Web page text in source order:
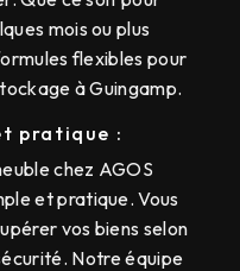
mois ou plus
flexibles pour
à Guingamp.
pratique :
chez AGOS
et pratique. Vous
vos biens selon
Notre équipe